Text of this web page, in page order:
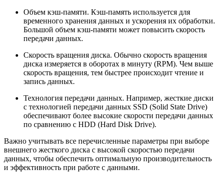
Объем кэш-памяти. Кэш-память используется для
временного хранения данных и ускорения их обработки.
Большой объем кэш-памяти может повысить скорость
передачи данных.
Скорость вращения диска. Обычно скорость вращения
диска измеряется в оборотах в минуту (RPM). Чем выше
скорость вращения, тем быстрее происходит чтение и
запись данных.
Технология передачи данных. Например, жесткие диски
с технологией передачи данных SSD (Solid State Drive)
обеспечивают более высокие скорости передачи данных
по сравнению с HDD (Hard Disk Drive).
Важно учитывать все перечисленные параметры при выборе
внешнего жесткого диска с высокой скоростью передачи
данных, чтобы обеспечить оптимальную производительность
и эффективность при работе с данными.